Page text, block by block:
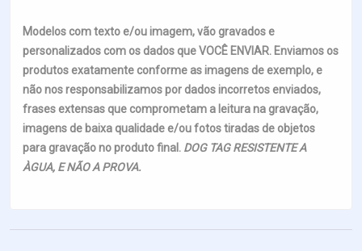
Modelos com texto e/ou imagem, vão gravados e
personalizados com os dados que VOCÊ ENVIAR. Enviamos os
produtos exatamente conforme as imagens de exemplo, e
não nos responsabilizamos por dados incorretos enviados,
frases extensas que comprometam a leitura na gravação,
imagens de baixa qualidade e/ou fotos tiradas de objetos
para gravação no produto final. DOG TAG RESISTENTE A
ÀGUA, E NÃO A PROVA.